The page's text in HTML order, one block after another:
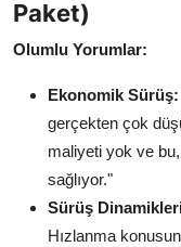
Paket)
Olumlu Yorumlar:
Ekonomik Sürüş:
gerçekten çok
maliyeti yok ve
sağlıyor."
Sürüş
Hızlanma